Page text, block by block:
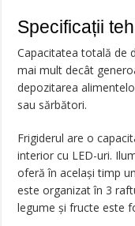
Specificații
Capacitatea totală de
mai mult decât
depozitarea
sau sărbători.
Frigiderul are o
interior cu LED-uri.
oferă în același timp
este organizat în 3
legume și fructe este